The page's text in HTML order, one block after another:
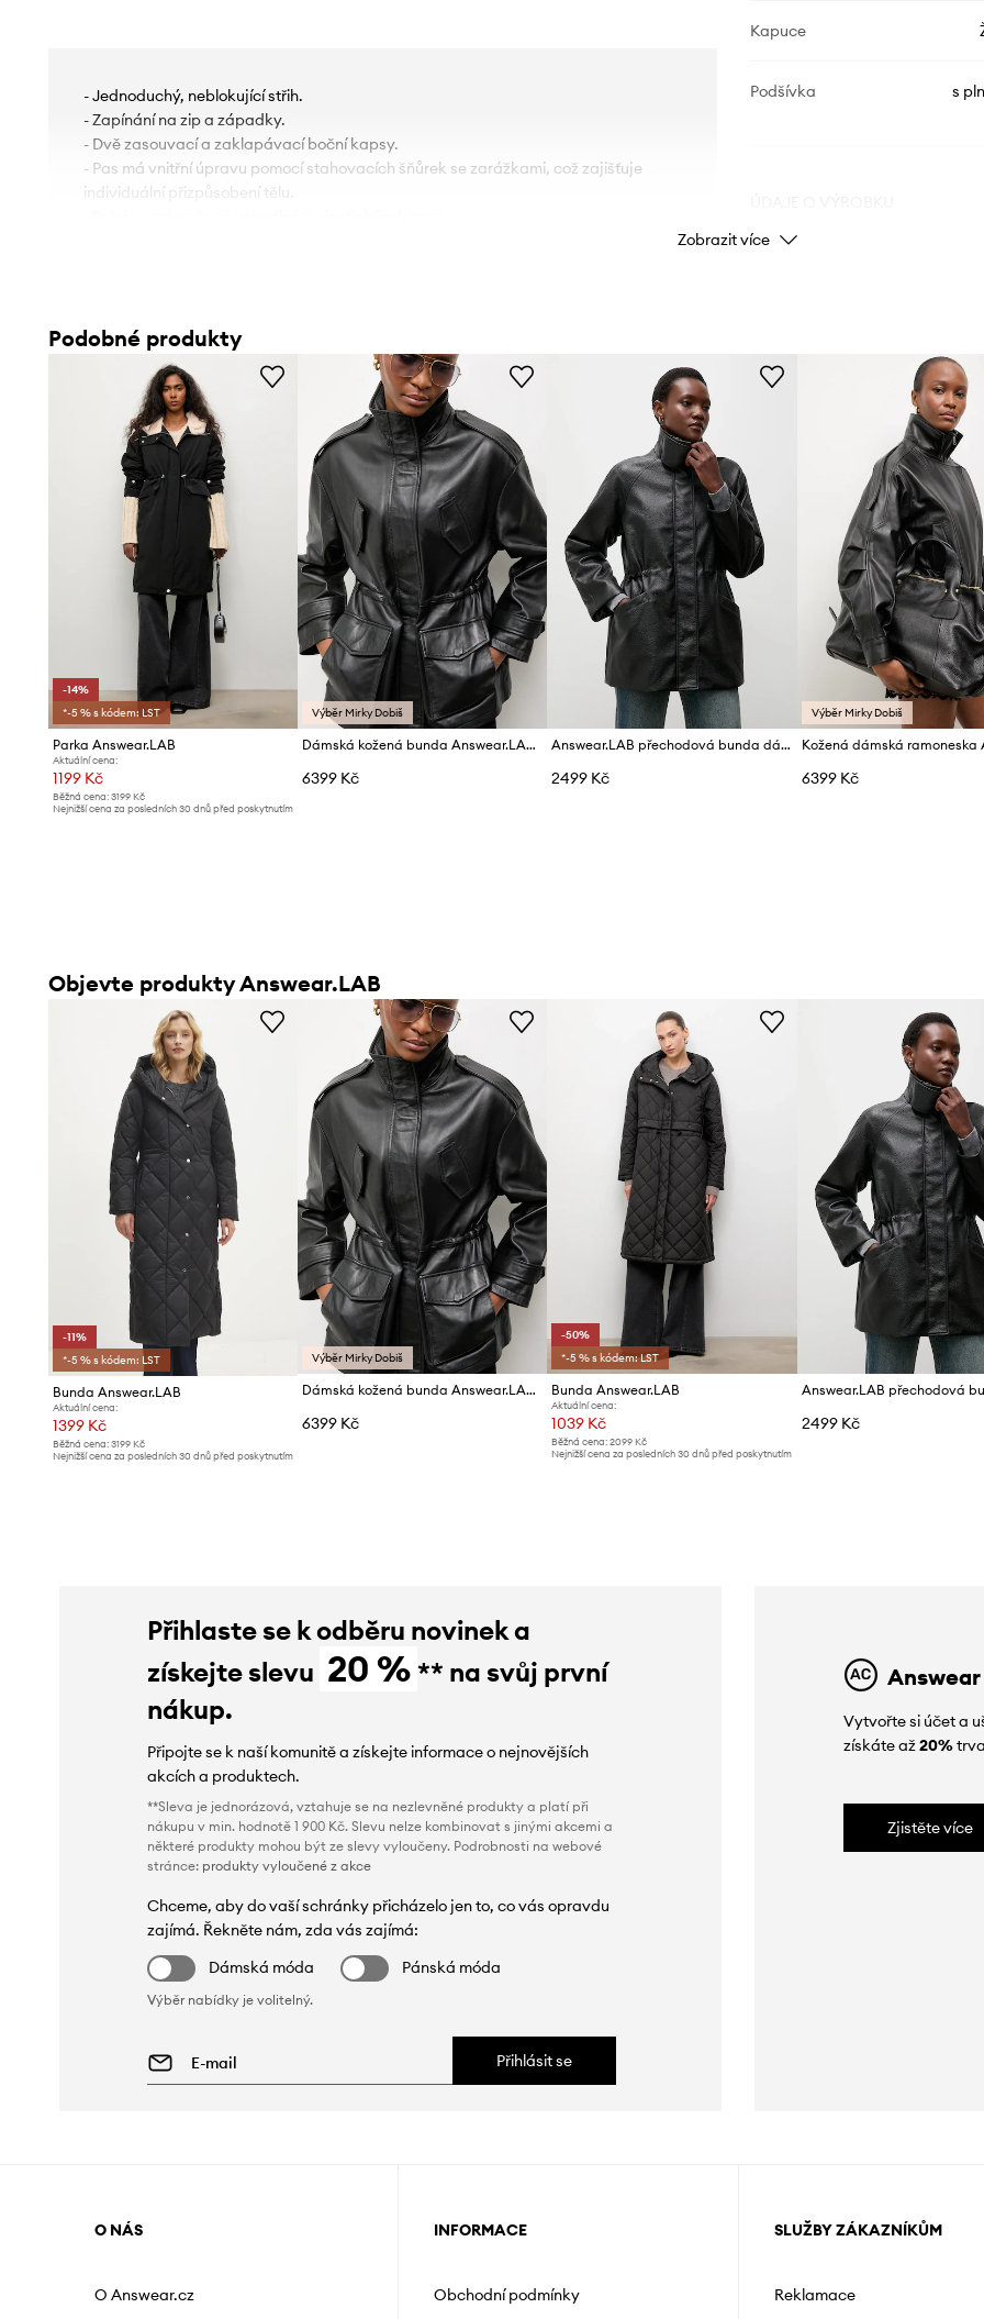
- Jednoduchý, neblokující střih.
- Zapínání na zip a západky.
- Dvě zasouvací a zaklapávací boční kapsy.
- Pas má vnitřní úpravu pomocí stahovacích šňůrek se zarážkami, což zajišťuje
individuální přizpůsobení tělu.
- Šířka v ramenou: 48 cm.
- Rozměry pro velikost: S.
Kapuce
Podšívka
s
Značka
ID produktu
Zobrazit více
Podobné produkty
-14%
*-5 % s kódem: LST
Parka Answear.LAB
Aktuální cena:
1199 Kč
Běžná cena: 3199 Kč
Nejnižší cena za posledních 30 dnů před poskytnutím
Výběr Mirky Dobiš
Dámská kožená bunda Answear.LAB ZEYA
6399 Kč
Answear.LAB přechodová bunda dámská
2499 Kč
Výběr Mirky Dobiš
6399 Kč
Objevte produkty Answear.LAB
-11%
*-5 % s kódem: LST
Bunda Answear.LAB
Aktuální cena:
1399 Kč
Běžná cena: 3199 Kč
Nejnižší cena za posledních 30 dnů před poskytnutím
Výběr Mirky Dobiš
Dámská kožená bunda Answear.LAB ZEYA
6399 Kč
-50%
*-5 % s kódem: LST
Bunda Answear.LAB
Aktuální cena:
1039 Kč
Běžná cena: 2099 Kč
Nejnižší cena za posledních 30 dnů před poskytnutím
2499 Kč
Přihlaste se k odběru novinek a
získejte slevu 20 % ** na svůj první
nákup.
Připojte se k naší komunitě a získejte informace o nejnovějších
akcích a produktech.
**Sleva je jednorázová, vztahuje se na nezlevněné produkty a platí při
nákupu v min. hodnotě 1 900 Kč. Slevu nelze kombinovat s jinými akcemi a
některé produkty mohou být ze slevy vyloučeny. Podrobnosti na webové
stránce: produkty vyloučené z akce
Chceme, aby do vaší schránky přicházelo jen to, co vás opravdu
zajímá. Řekněte nám, zda vás zajímá:
Dámská móda
Pánská móda
Výběr nabídky je volitelný.
Přihlásit se
Vytvořte si účet a
získáte až20%
Zjistěte více
O NÁS
O Answear.cz
INFORMACE
Obchodní podmínky
SLUŽBY ZÁKAZNÍKŮM
Reklamace